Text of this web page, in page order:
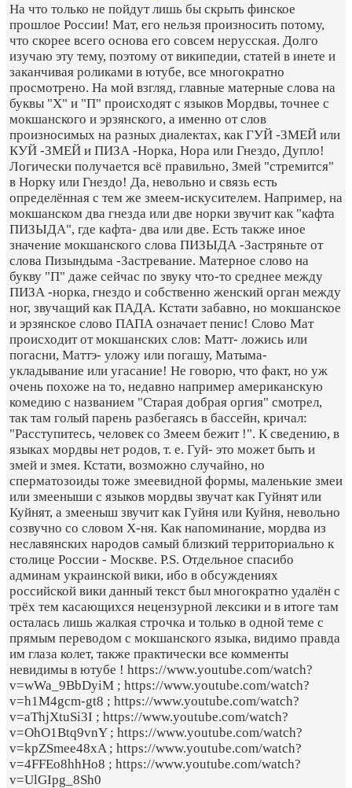
На что только не пойдут лишь бы скрыть финское
прошлое России! Мат, его нельзя произносить потому,
что скорее всего основа его совсем нерусская. Долго
изучаю эту тему, поэтому от википедии, статей в инете и
заканчивая роликами в ютубе, все многократно
просмотрено. На мой взгляд, главные матерные слова на
буквы "Х" и "П" происходят с языков Мордвы, точнее с
мокшанского и эрзянского, а именно от слов
произносимых на разных диалектах, как ГУЙ -ЗМЕЙ или
КУЙ -ЗМЕЙ и ПИЗА -Норка, Нора или Гнездо, Дупло!
Логически получается всё правильно, Змей "стремится"
в Норку или Гнездо! Да, невольно и связь есть
определённая с тем же змеем-искусителем. Например, на
мокшанском два гнезда или две норки звучит как "кафта
ПИЗЫДА", где кафта- два или две. Есть также иное
значение мокшанского слова ПИЗЫДА -Застряньте от
слова Пизындыма -Застревание. Матерное слово на
букву "П" даже сейчас по звуку что-то среднее между
ПИЗА -норка, гнездо и собственно женский орган между
ног, звучащий как ПАДА. Кстати забавно, но мокшанское
и эрзянское слово ПАПА означает пенис! Слово Мат
происходит от мокшанских слов: Матт- ложись или
погасни, Маттэ- уложу или погашу, Матыма-
укладывание или угасание! Не говорю, что факт, но уж
очень похоже на то, недавно например американскую
комедию с названием "Старая добрая оргия" смотрел,
так там голый парень разбегаясь в бассейн, кричал:
"Расступитесь, человек со Змеем бежит !". К сведению, в
языках мордвы нет родов, т. е. Гуй- это может быть и
змей и змея. Кстати, возможно случайно, но
сперматозоиды тоже змеевидной формы, маленькие змеи
или змееныши с языков мордвы звучат как Гуйнят или
Куйнят, а змееныш звучит как Гуйня или Куйня, невольно
созвучно со словом Х-ня. Как напоминание, мордва из
неславянских народов самый близкий территориально к
столице России - Москве. P.S. Отдельное спасибо
админам украинской вики, ибо в обсуждениях
российской вики данный текст был многократно удалён с
трёх тем касающихся нецензурной лексики и в итоге там
осталась лишь жалкая строчка и только в одной теме с
прямым переводом с мокшанского языка, видимо правда
им глаза колет, также практически все комменты
невидимы в ютубе ! https://www.youtube.com/watch?
v=wWa_9BbDyiM ; https://www.youtube.com/watch?
v=h1M4gcm-gt8 ; https://www.youtube.com/watch?
v=aThjXtuSi3I ; https://www.youtube.com/watch?
v=OhO1Btq9vnY ; https://www.youtube.com/watch?
v=kpZSmee48xA ; https://www.youtube.com/watch?
v=4FFEo8hhHo8 ; https://www.youtube.com/watch?
v=UlGIpg_8Sh0